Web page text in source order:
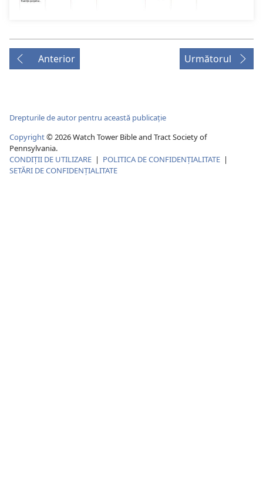
Anterior Următorul
Drepturile de autor pentru această publicație
Copyright© 2026 Watch Tower Bible and Tract Society of
Pennsylvania.
CONDIȚII DE UTILIZARE | POLITICA DE CONFIDENŢIALITATE |
SETĂRI DE CONFIDENȚIALITATE